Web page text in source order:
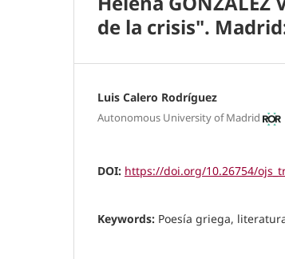
de la crisis".
Luis Calero Rodríguez
Autonomous University of Madrid
DOI: https://doi.org/10.26754/
Keywords: Poesía griega,